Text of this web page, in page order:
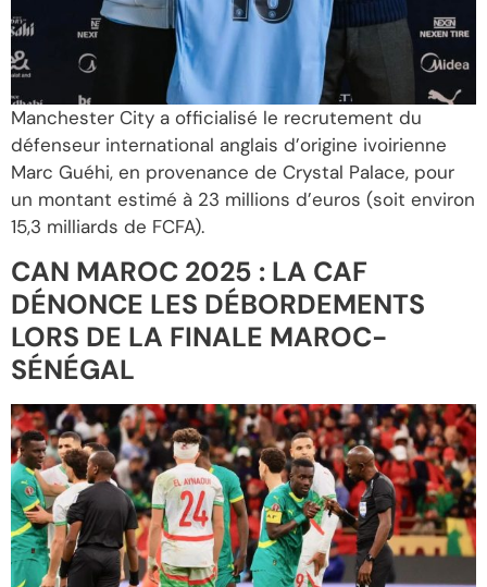
Manchester City a officialisé le recrutement du
défenseur international anglais d’origine ivoirienne
Marc Guéhi, en provenance de Crystal Palace, pour
un montant estimé à 23 millions d’euros (soit environ
15,3 milliards de FCFA).
CAN MAROC 2025 : LA CAF
DÉNONCE LES DÉBORDEMENTS
LORS DE LA FINALE MAROC-
SÉNÉGAL